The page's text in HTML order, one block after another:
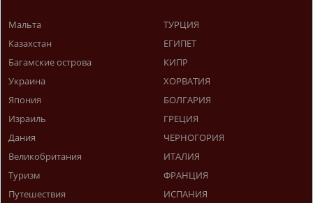
Мальта
Казахстан
Багамские острова
Украина
Япония
Израиль
Дания
Великобритания
Туризм
Путешествия
ТУРЦИЯ
ЕГИПЕТ
КИПР
ХОРВАТИЯ
БОЛГАРИЯ
ГРЕЦИЯ
ЧЕРНОГОРИЯ
ИТАЛИЯ
ФРАНЦИЯ
ИСПАНИЯ